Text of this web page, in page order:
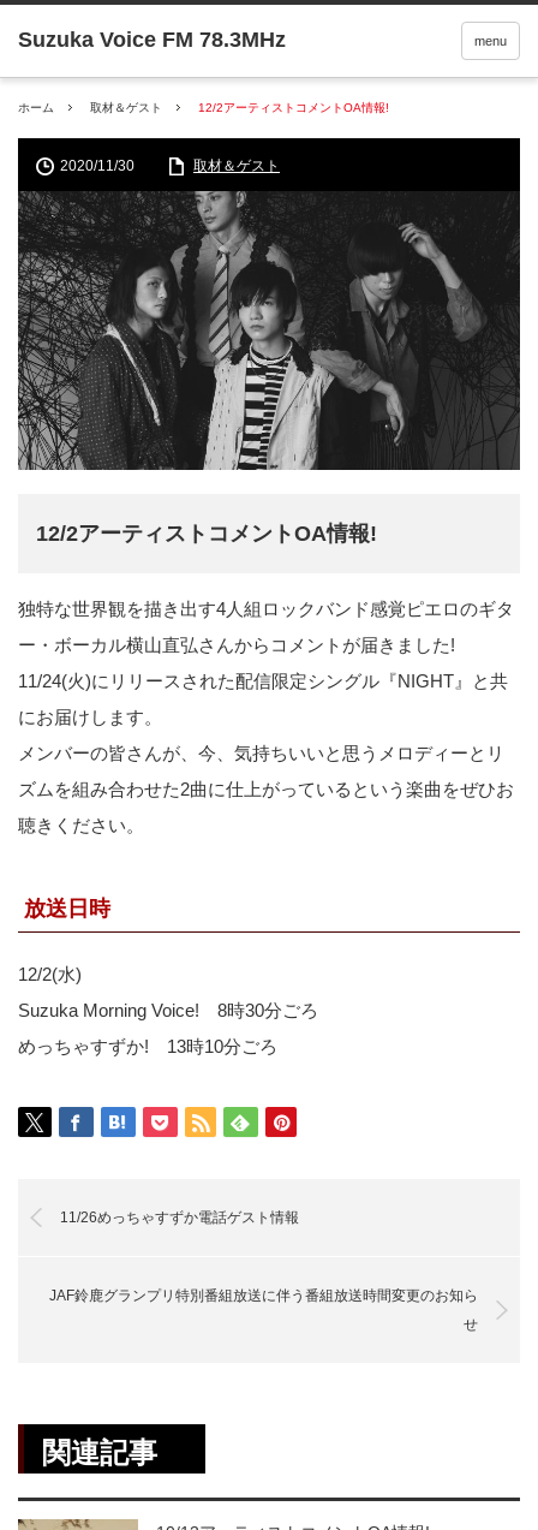
menu
ホーム 取材＆ゲスト 12/2アーティストコメントOA情報!
2020/11/30 取材＆ゲスト
12/2アーティストコメントOA情報!
独特な世界観を描き出す4人組ロックバンド感覚ピエロのギタ
ー・ボーカル横山直弘さんからコメントが届きました!
11/24(火)にリリースされた配信限定シングル『NIGHT』と共
にお届けします。
メンバーの皆さんが、今、気持ちいいと思うメロディーとリ
ズムを組み合わせた2曲に仕上がっているという楽曲をぜひお
聴きください。
放送日時
12/2(水)
Suzuka Morning Voice! 8時30分ごろ
めっちゃすずか! 13時10分ごろ
11/26めっちゃすずか電話ゲスト情報
JAF鈴鹿グランプリ特別番組放送に伴う番組放送時間変更のお知ら
せ
関連記事